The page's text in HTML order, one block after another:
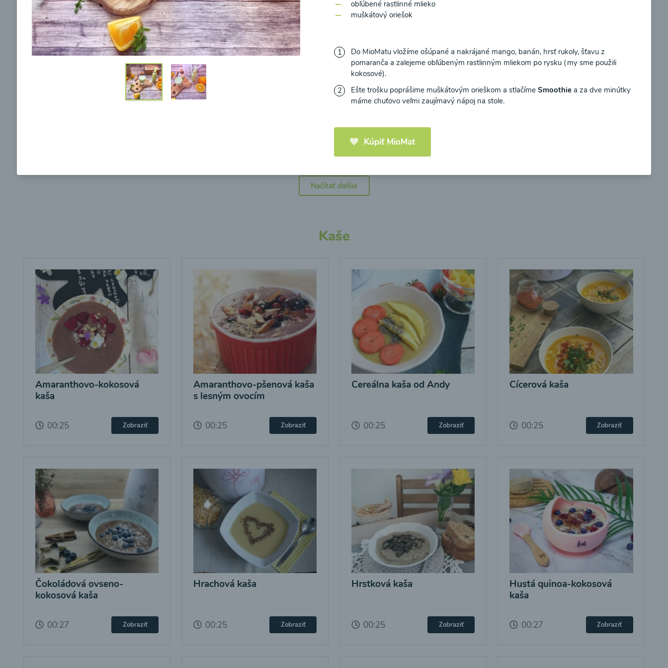
Brokolicová polievka s nivou
Brokolicová polievka s
pečenými cherry a
mozzarelou od Recepty
Mojej Zdravej Kuchyne
Brokolicová polievka so
syrom
00:25
Brokolicové cappuccino
Načítať ďalšie
Kaše
Amaranthovo-kokosová
kaša
00:25 Zobraziť
Amaranthovo-pšenová kaša
s lesným ovocím
00:25 Zobraziť
Cereálna kaša od Andy
00:25 Zobraziť
Cícerová kaša
00:25 Zobraziť
Čokoládová ovseno-
kokosová kaša
00:27 Zobraziť
Hrachová kaša
00:25 Zobraziť
Hrstková kaša
00:25 Zobraziť
Hustá quinoa-kokosová
kaša
00:27 Zobraziť
obľúbené rastlinné mlieko
muškátový oriešok
Do MioMatu vložíme ošúpané a nakrájané mango, banán, hrsť rukoly, šťavu z
pomaranča a zalejeme obľúbeným rastlinným mliekom po rysku (my sme použili
kokosové).
Ešte trošku poprášime muškátovým orieškom a stlačíme Smoothie a za dve minútky
máme chuťovo veľmi zaujímavý nápoj na stole.
Kúpiť MioMat
Ochrane osobných údajova súhlasím s nimi.